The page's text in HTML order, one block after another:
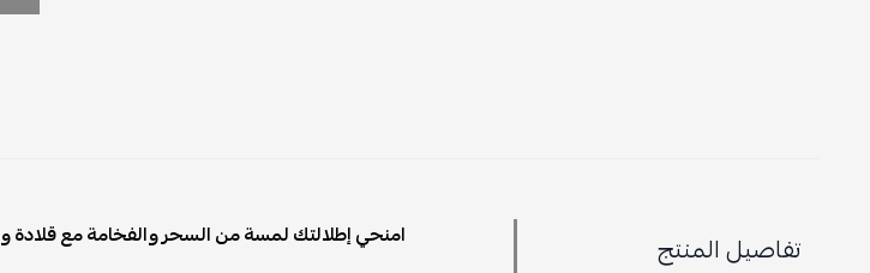
تفاصيل المنتج
امنحي إطلالتك لمسة من السحر والفخامة مع قلادة